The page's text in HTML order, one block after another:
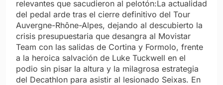
relevantes que sacudieron al pelotón:La actualidad
del pedal arde tras el cierre definitivo del Tour
Auvergne-Rhône-Alpes, dejando al descubierto la
crisis presupuestaria que desangra al Movistar
Team con las salidas de Cortina y Formolo, frente
a la heroica salvación de Luke Tuckwell en el
podio sin pisar la altura y la milagrosa estrategia
del Decathlon para asistir al lesionado Seixas. En